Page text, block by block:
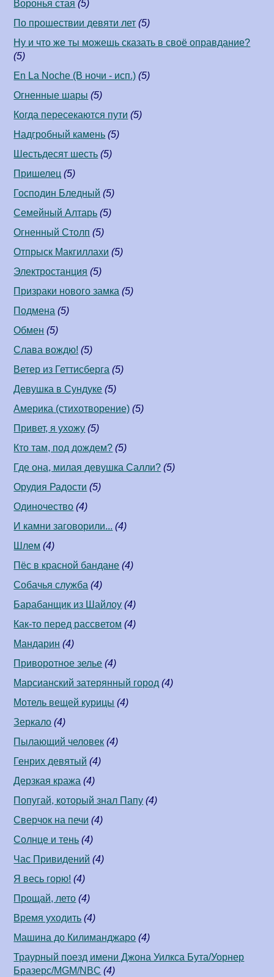
Воронья стая (5)
По прошествии девяти лет (5)
Ну и что же ты можешь сказать в своё оправдание?
(5)
En La Noche (В ночи - исп.) (5)
Огненные шары (5)
Когда пересекаются пути (5)
Надгробный камень (5)
Шестьдесят шесть (5)
Пришелец (5)
Господин Бледный (5)
Семейный Алтарь (5)
Огненный Столп (5)
Отпрыск Макгиллахи (5)
Электростанция (5)
Призраки нового замка (5)
Подмена (5)
Обмен (5)
Слава вождю! (5)
Ветер из Геттисберга (5)
Девушка в Сундуке (5)
Америка (стихотворение) (5)
Привет, я ухожу (5)
Кто там, под дождем? (5)
Где она, милая девушка Салли? (5)
Орудия Радости (5)
Одиночество (4)
И камни заговорили... (4)
Шлем (4)
Пёс в красной бандане (4)
Собачья служба (4)
Барабанщик из Шайлоу (4)
Как-то перед рассветом (4)
Мандарин (4)
Приворотное зелье (4)
Марсианский затерянный город (4)
Мотель вещей курицы (4)
Зеркало (4)
Пылающий человек (4)
Генрих девятый (4)
Дерзкая кража (4)
Попугай, который знал Папу (4)
Сверчок на печи (4)
Солнце и тень (4)
Час Привидений (4)
Я весь горю! (4)
Прощай, лето (4)
Время уходить (4)
Машина до Килиманджаро (4)
Траурный поезд имени Джона Уилкса Бута/Уорнер
Бразерс/MGM/NBC (4)